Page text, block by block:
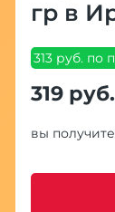
гр в
313 руб. по
319 руб.
вы